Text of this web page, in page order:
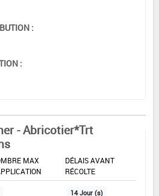
:
:
- Abricotier*Trt
MAX
DÉLAIS AVANT
RÉCOLTE
14 Jour (s)